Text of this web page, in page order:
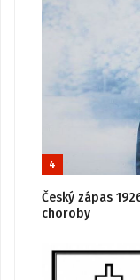
4
Český zápas
choroby